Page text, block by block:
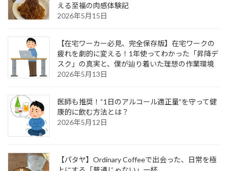
える至福の肉感体験記
2026年5月15日
【在宅ワーカー必見、完全保存版】在宅ワークの
疲れを劇的に変える！1年使ってわかった「昇降デ
スク」の真実と、僕が辿り着いた理想の作業環境
2026年5月13日
医師も推奨！“1日のアルコール適正量”を守って健
康的に飲む方法とは？
2026年5月12日
【パタヤ】Ordinary Coffeeで出会った、日常を極